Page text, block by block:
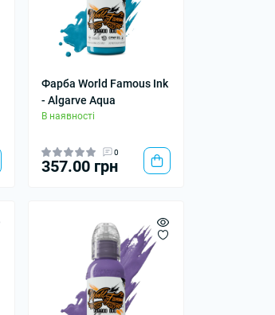
Фарба World Famous Ink
- Algarve Aqua
В наявності
0
357.00 грн